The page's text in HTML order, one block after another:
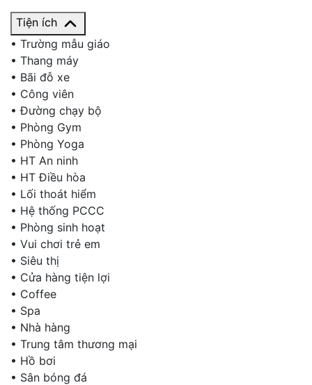
Tiện ích
• Trường mẫu giáo
• Thang máy
• Bãi đỗ xe
• Công viên
• Đường chạy bộ
• Phòng Gym
• Phòng Yoga
• HT An ninh
• HT Điều hòa
• Lối thoát hiểm
• Hệ thống PCCC
• Phòng sinh hoạt
• Vui chơi trẻ em
• Siêu thị
• Cửa hàng tiện lợi
• Coffee
• Spa
• Nhà hàng
• Trung tâm thương mại
• Hồ bơi
• Sân bóng đá